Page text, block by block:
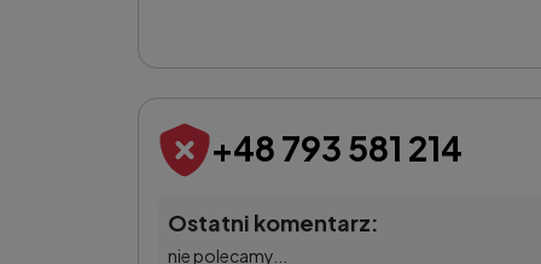
+48 793 581 214
Ostatni komentarz:
nie polecamy...